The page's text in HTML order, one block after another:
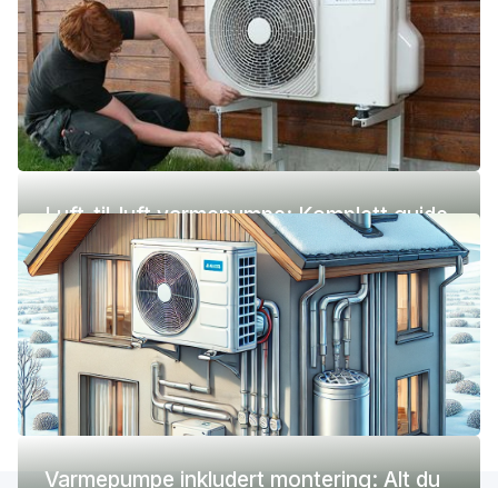
Luft-til-luft varmepumpe: Komplett guide
(pris, fordeler og ulemper)
Varmepumpe inkludert montering: Alt du